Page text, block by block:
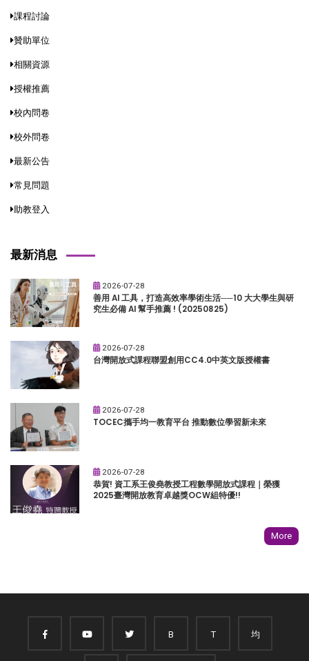
課程討論
贊助單位
相關資源
授權推薦
校內問卷
校外問卷
最新公告
常見問題
助教登入
最新消息
2026-07-28
善用 AI 工具，打造高效率學術生活──10 大大學生與研
究生必備 AI 幫手推薦 ! (20250825)
2026-07-28
台灣開放式課程聯盟創用CC4.0中英文版授權書
2026-07-28
TOCEC攜手均一教育平台 推動數位學習新未來
2026-07-28
恭賀! 資工系王俊堯教授工程數學開放式課程｜榮獲
2025臺灣開放教育卓越獎OCW組特優!!
More
B T 均